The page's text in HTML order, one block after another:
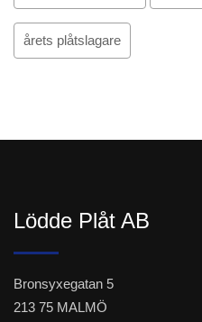
årets plåtslagare
Lödde Plåt AB
Bronsyxegatan 5
213 75 MALMÖ